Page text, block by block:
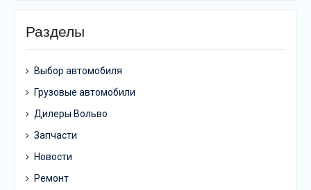
Разделы
Выбор автомобиля
Грузовые автомобили
Дилеры Вольво
Запчасти
Новости
Ремонт